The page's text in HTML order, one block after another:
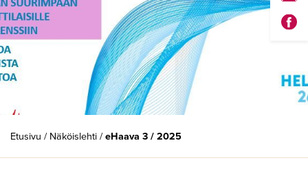
Etusivu / Näköislehti/eHaava 3 / 2025